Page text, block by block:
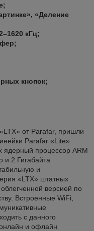
«Деление
кГц;
кнопок;
от Parafar, пришли
Parafar «Lite».
ядерный процессор ARM
и 2 Гигабайта
и
«LTX» штатных
версией по
Встроенные WiFi,
с данного
онлайн и офлайн